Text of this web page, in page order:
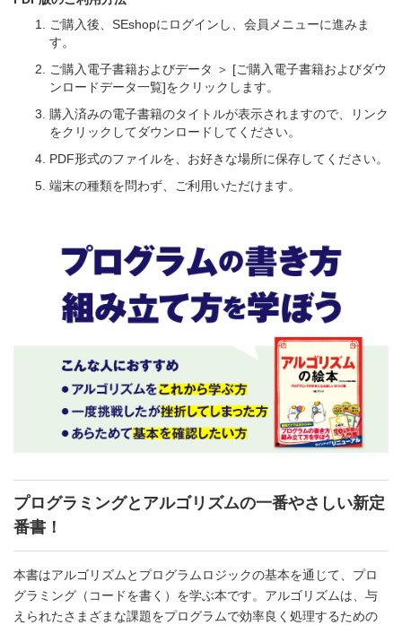
ご購入後、SEshopにログインし、会員メニューに進みま
す。
ご購入電子書籍およびデータ ＞ [ご購入電子書籍およびダウ
ンロードデータ一覧]をクリックします。
購入済みの電子書籍のタイトルが表示されますので、リンク
をクリックしてダウンロードしてください。
PDF形式のファイルを、お好きな場所に保存してください。
端末の種類を問わず、ご利用いただけます。
プログラミングとアルゴリズムの一番やさしい新定
番書！
本書はアルゴリズムとプログラムロジックの基本を通じて、プロ
グラミング（コードを書く）を学ぶ本です。アルゴリズムは、与
えられたさまざまな課題をプログラムで効率良く処理するための